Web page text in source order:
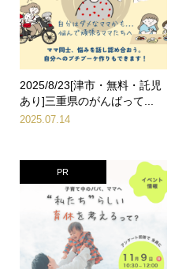
2025/8/23[津市・無料・託児
あり]三重県のがんばって...
2025.07.14
PR